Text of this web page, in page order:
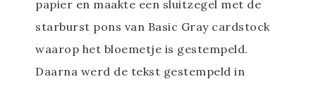
papier en maakte een sluitzegel met de
starburst pons van Basic Gray cardstock
waarop het bloemetje is gestempeld.
Daarna werd de tekst gestempeld in